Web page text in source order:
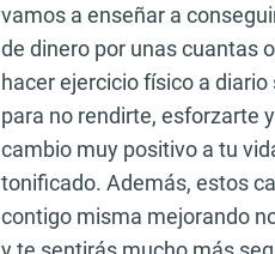
vamos a enseñar a
de dinero por unas cuantas
hacer ejercicio físico a
para no rendirte, esforzarte
cambio muy positivo a tu
tonificado. Además, estos
contigo misma mejorando